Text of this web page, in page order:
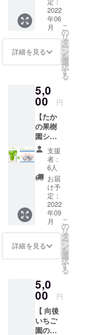
より随
時発送
いたし
チク
リーン
体験 →
コロナ
が落ち
着く時
期を見
て後
程、日
程等詳
細をご
連絡い
たしま
す。 ※
体験参
加権有
効期
限：予
約ご案
内から1
年 目
2022年
1月1日
～2022
年12月
31日
（再び
ます。
ぜひ、
玉子か
けご飯
で、お
試しく
http://w
ww.om
atsu-
nojo.or.j
p/ ※料金
は送
料・消
費税込
みと
なって
おりま
す。 ※
分量：
10個入
り2パッ
温・宅
配便で
いたし
ます。
※賞味期
限は
パッ
ケージ
の使用
を最小
限にし
ている
美味し
いサン
ウスに
入って
収穫(摘
み）体
験をし
ていた
だき、
摘んだ
サン
チュは
お持ち
帰りい
ただけ
るコー
スで
き肉な
どのわ
名です
が、新
鮮で美
味しく
クセが
剤など
の添加
物は使
用して
おりま
せん。
するこ
とで、
い状態
でお届
けでき
るよう
に工夫
してい
ます。
(ホーム
ページ
より）
とても
美味し
はとて
も気に
す。 大
切な方
へお土
産を持
参する
かし、
新型コ
ロナウ
イルス
の影響
がほぼ
停止と
なり、
レバー
の約9割
が廃棄
となっ
ていま
した。
そのた
め、一
般家庭
でも食
べてほ
しいと
独自の
熟成法
改良
し、
パーや
飲食店
た被災
『旭』
】 写真
集 "忘れ
られた
被災地”
冊＋旭
ブラン
ドタカ
ミメロ
ンのお
届け
コース
です。
九十九
里の最
東端、
ここ飯
岡大地
でたっ
ぷりと
太陽と
大地の
飯岡メ
ロン。
果肉が
しっか
りして
いるの
2022
年06
月
詳細を見る
こ
の
リ
タ
ー
ン
を
選
択
す
る
5,0
00 円
【たか
の果樹
園シャ
インマ
スカッ
ト＆写
真集 ″
忘れら
れた被
災地”
『旭』
集 "忘れ
られた
被災地”
『旭』1
シャイ
ンマス
カット
のお届
けコー
スで
支援
者：
6人
お届
け予
定：
2022
年09
月
詳細を見る
こ
の
リ
タ
ー
ン
を
選
択
す
る
5,0
00 円
【 向後
いちご
園のい